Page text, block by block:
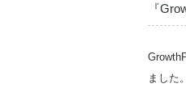
『
ました。